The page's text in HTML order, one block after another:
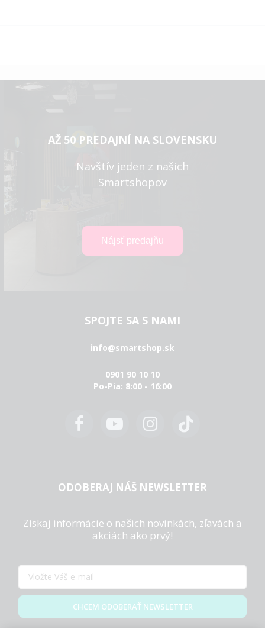
AŽ 50 PREDAJNÍ NA SLOVENSKU
Navštív jeden z našich
Smartshopov
SPOJTE SA S NAMI
info@smartshop.sk
0901 90 10 10
Po-Pia: 8:00 - 16:00
ODOBERAJ NÁŠ NEWSLETTER
Získaj informácie o našich novinkách, zľavách a
akciách ako prvý!
CHCEM ODOBERAŤ NEWSLETTER